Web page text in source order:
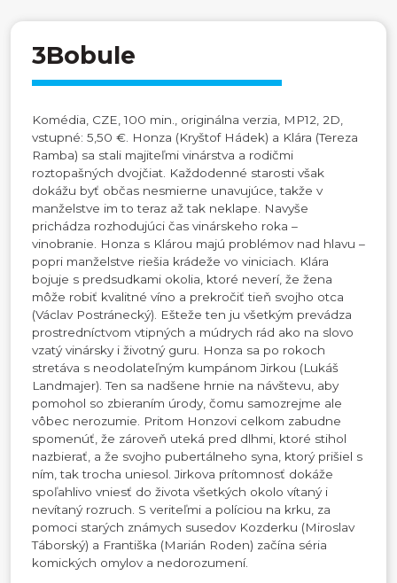
3Bobule
Komédia, CZE, 100 min., originálna verzia, MP12, 2D,
vstupné: 5,50 €. Honza (Kryštof Hádek) a Klára (Tereza
Ramba) sa stali majiteľmi vinárstva a rodičmi
roztopašných dvojčiat. Každodenné starosti však
dokážu byť občas nesmierne unavujúce, takže v
manželstve im to teraz až tak neklape. Navyše
prichádza rozhodujúci čas vinárskeho roka –
vinobranie. Honza s Klárou majú problémov nad hlavu –
popri manželstve riešia krádeže vo viniciach. Klára
bojuje s predsudkami okolia, ktoré neverí, že žena
môže robiť kvalitné víno a prekročiť tieň svojho otca
(Václav Postránecký). Ešteže ten ju všetkým prevádza
prostredníctvom vtipných a múdrych rád ako na slovo
vzatý vinársky i životný guru. Honza sa po rokoch
stretáva s neodolateľným kumpánom Jirkou (Lukáš
Landmajer). Ten sa nadšene hrnie na návštevu, aby
pomohol so zbieraním úrody, čomu samozrejme ale
vôbec nerozumie. Pritom Honzovi celkom zabudne
spomenúť, že zároveň uteká pred dlhmi, ktoré stihol
nazbierať, a že svojho pubertálneho syna, ktorý prišiel s
ním, tak trocha uniesol. Jirkova prítomnosť dokáže
spoľahlivo vniesť do života všetkých okolo vítaný i
nevítaný rozruch. S veriteľmi a políciou na krku, za
pomoci starých známych susedov Kozderku (Miroslav
Táborský) a Františka (Marián Roden) začína séria
komických omylov a nedorozumení.